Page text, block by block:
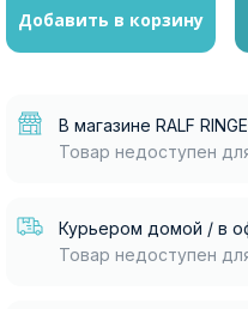
Добавить в корзину
В магазине RALF
Товар недоступен
Курьером домой / в
Товар недоступен